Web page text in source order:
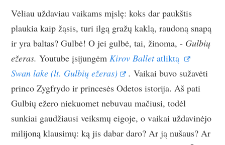
Vėliau uždaviau vaikams mįslę: koks dar paukštis
plaukia kaip žąsis, turi ilgą gražų kaklą, raudoną snapą
ir yra baltas? Gulbė! O jei gulbė, tai, žinoma, - Gulbių
ežeras.Youtube įsijungėmKirov Balletatliktą
Swan lake (lt. Gulbių ežeras)
.Vaikai buvo sužavėti
princo Zygfrydo ir princesės Odetos istorija. Aš pati
Gulbių ežero niekuomet nebuvau mačiusi, todėl
sunkiai gaudžiausi veiksmų eigoje, o vaikai uždavinėjo
milijoną klausimų: ką jis dabar daro? Ar ją nušaus? Ar